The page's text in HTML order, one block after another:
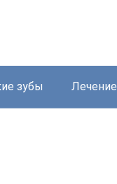
зубы Лечение